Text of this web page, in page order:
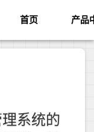
首页 产品
理系统的